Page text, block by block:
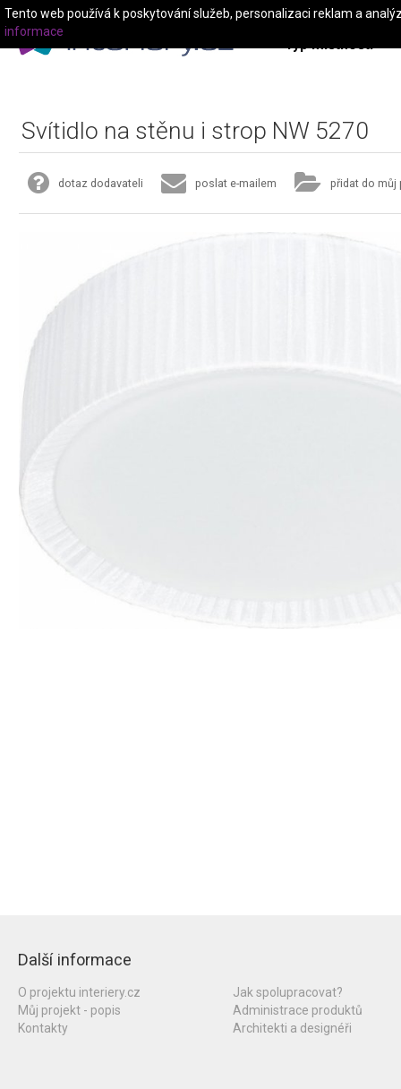
Typ místnosti
Svítidlo na stěnu i strop NW 5270
dotaz dodavateli poslat e-mailem přidat do můj
Další informace
O projektu interiery.cz
Můj projekt - popis
Kontakty
Jak spolupracovat?
Administrace produktů
Architekti a designéři
Tento web používá k poskytování služeb, personalizaci reklam a
informace